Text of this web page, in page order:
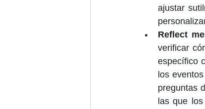
ajustar
Reflect
verificar
específico
los
preguntas
las que